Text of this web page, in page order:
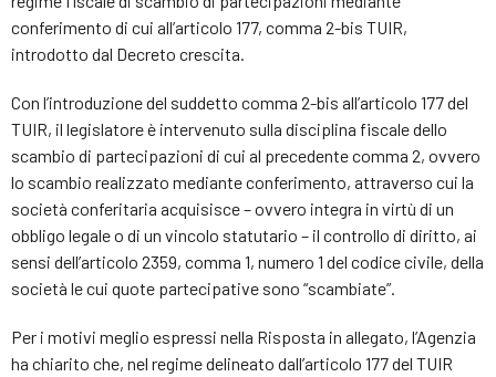
conferimento di cui all’articolo 177, comma 2-bis TUIR,
introdotto dal Decreto crescita.
Con l’introduzione del suddetto comma 2-bis all’articolo 177 del
TUIR, il legislatore è intervenuto sulla disciplina fiscale dello
scambio di partecipazioni di cui al precedente comma 2, ovvero
lo scambio realizzato mediante conferimento, attraverso cui la
società conferitaria acquisisce – ovvero integra in virtù di un
obbligo legale o di un vincolo statutario – il controllo di diritto, ai
sensi dell’articolo 2359, comma 1, numero 1 del codice civile, della
società le cui quote partecipative sono “scambiate”.
Per i motivi meglio espressi nella Risposta in allegato, l’Agenzia
ha chiarito che, nel regime delineato dall’articolo 177 del TUIR